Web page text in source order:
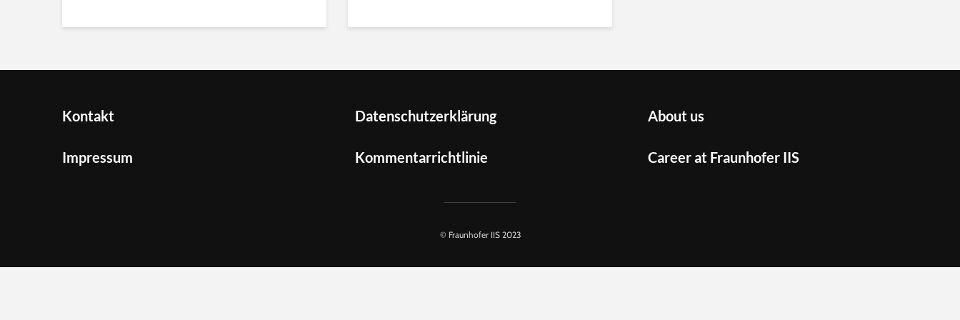
Kontakt
Impressum
Datenschutzerklärung
Kommentarrichtlinie
About us
Career at Fraunhofer IIS
© Fraunhofer IIS 2023